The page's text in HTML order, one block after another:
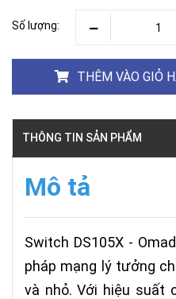
Số lượng:
THÊM VÀO GIỎ
THÔNG TIN SẢN PHẨM
Mô tả
Switch DS105X -
pháp mạng lý tưởng
và nhỏ. Với hiệu suất